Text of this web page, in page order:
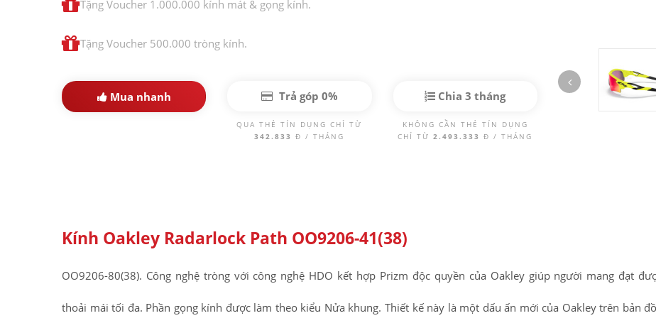
Tặng Voucher 1.000.000 kính mát & gọng kính.
Tặng Voucher 500.000 tròng kính.
Mua nhanh Trả góp 0%
QUA THẺ TÍN DỤNG CHỈ TỪ
342.833Đ / THÁNG
Chia 3 tháng
KHÔNG CẦN THẺ TÍN DỤNG
CHỈ TỪ2.493.333Đ / THÁNG
Kính Oakley Radarlock Path OO9206-41(38)
OO9206-80(38). Công nghệ tròng với công nghệ HDO kết hợp Prizm độc quyền của Oakley giúp người mang đạt
thoải mái tối đa. Phần gọng kính được làm theo kiểu Nửa khung. Thiết kế này là một dấu ấn mới của Oakley trên bản